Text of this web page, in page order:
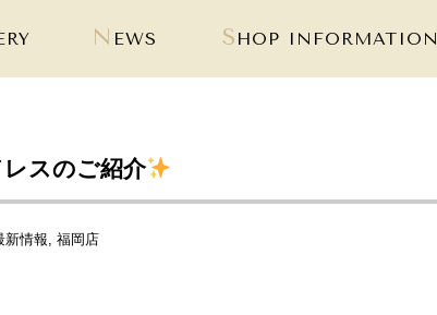
N EWS S HOP INFORMATION
スのご紹介
新情報 福岡店